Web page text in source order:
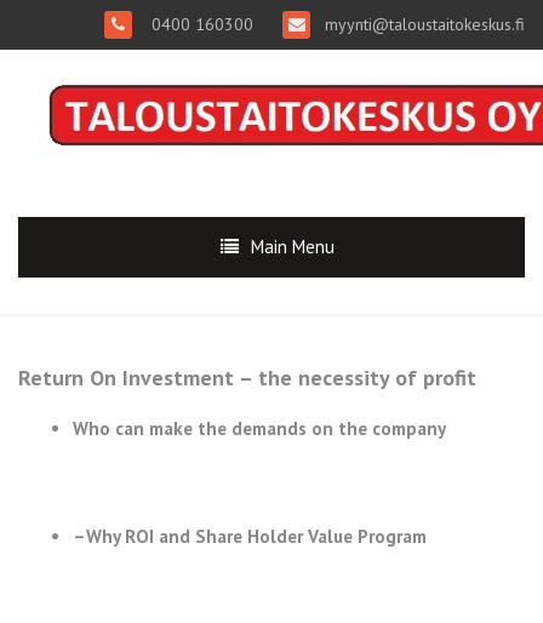
0400 160300 myynti@taloustaitokeskus.fi
Main Menu
Return On Investment – the necessity of profit
Who can make the demands on the company
–Why ROI and Share Holder Value Program